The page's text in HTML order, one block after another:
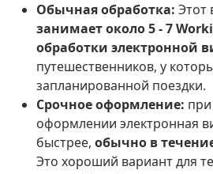
Обычная обработка: Этот
занимает около 5 - 7
обработки электронной
путешественников, у
запланированной поездки.
Срочное оформление:
оформлении электронная
быстрее, обычно в
Это хороший вариант для